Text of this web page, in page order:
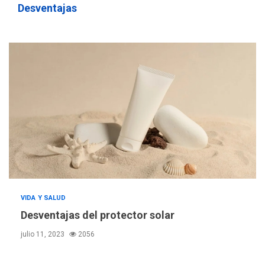
Desventajas
VIDA Y SALUD
Desventajas del protector solar
julio 11, 2023 2056